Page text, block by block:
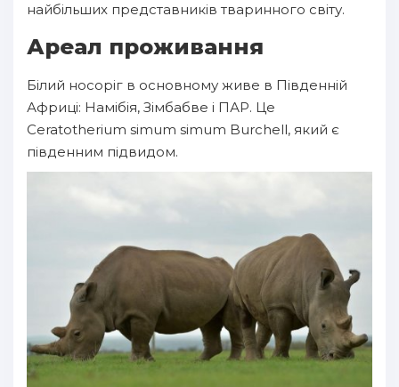
найбільших представників тваринного світу.
Ареал проживання
Білий носоріг в основному живе в Південній
Африці: Намібія, Зімбабве і ПАР. Це
Ceratotherium simum simum Burchell, який є
південним підвидом.